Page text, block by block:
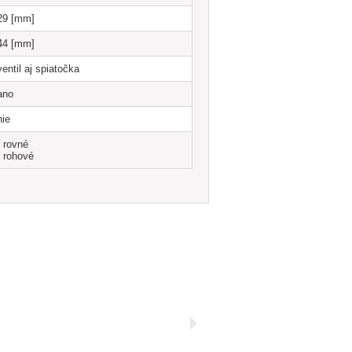
[mm]
[mm]
aj spiatočka
rovné
rohové